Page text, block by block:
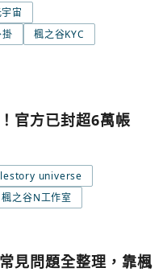
宙
楓之谷KYC
官方已封超6萬帳
universe
楓之谷N工作室
見問題全整理，靠楓